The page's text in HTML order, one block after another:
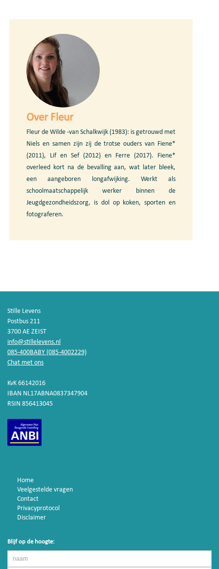
Over Fleur
Fleur de Wilde -van Schalkwijk (1983): is getrouwd met
Niels en samen zijn zij de trotse ouders van Fiene*
(2011), Lif en Sef (2012) en Ferre (2017). Fiene*
overleed kort na de bevalling aan, wat later bleek,
een aangeboren longafwijking. Werkt als
schoolmaatschappelijk werker binnen de
Jeugdgezondheidszorg, is dol op koken, sporten en
fotograferen.
Stille Levens
Postbus 211
3700 AE ZEIST
info@stillelevens.nl
085-400BABY (085-4002229)
Chat met ons
KvK 66142016
IBAN NL17ABNA0837347904
RSIN 856413045
Home
Veelgestelde vragen
Contact
Privacyprotocol
Disclaimer
Blijf op de hoogte: